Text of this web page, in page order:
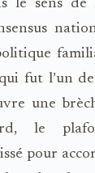
le sens
fut l’un
une
le
pour